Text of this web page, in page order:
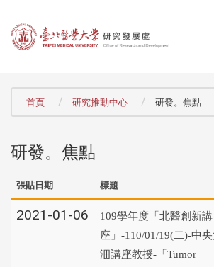
首頁 研究推動中心 研發。焦點
研發。焦點
張貼日期 標題
2021-01-06
109學年度「北醫創新講
座」-110/01/19(二)-中
沺講座教授-「Tumor